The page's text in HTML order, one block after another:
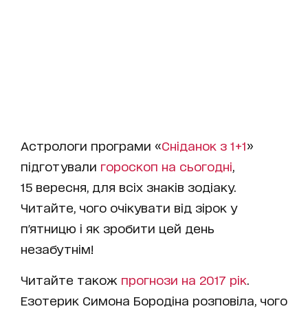
Астрологи програми «Сніданок з 1+1»
підготували гороскоп на cьогодні
15 вересня, для всіх знаків зодіаку.
Читайте, чого очікувати від зірок у
п'ятницю і як зробити цей день
незабутнім!
Читайте також прогнози на 2017 рік
Езотерик Симона Бородіна розповіла, чого